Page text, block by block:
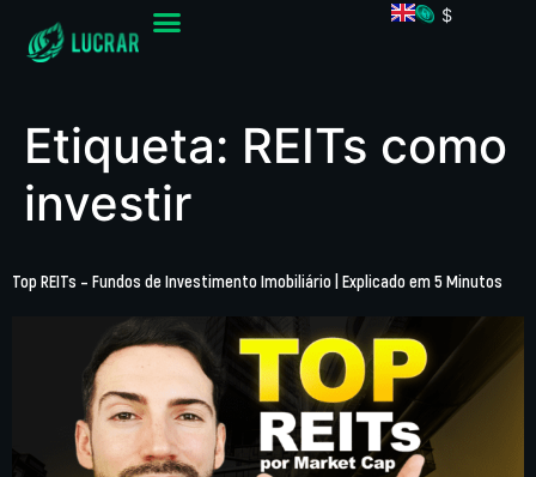
$
Etiqueta: REITs como
investir
Top REITs – Fundos de Investimento Imobiliário | Explicado em 5 Minutos